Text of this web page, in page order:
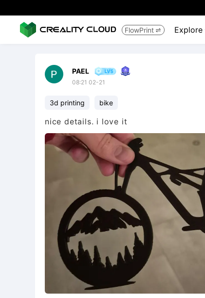
FlowPrint  Explore
PAEL
08:21 02-21
3d printing bike
nice details. i love it